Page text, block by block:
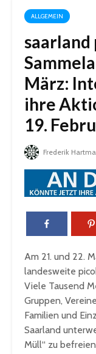
ALLGEMEIN
März:
ihre
19.
Frederik
Am 21. und 22.
landesweite
Viele Tausend
Gruppen,
Familien und
Saarland
Müll“ zu